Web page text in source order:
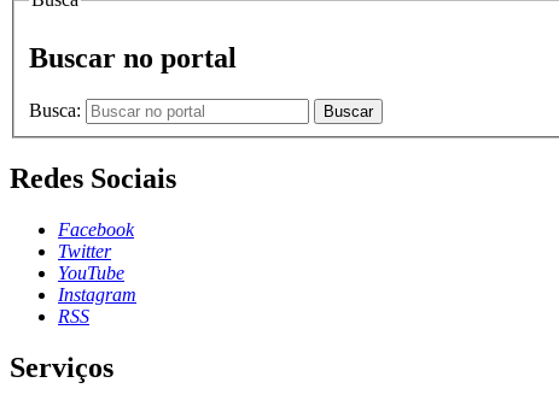
Buscar no portal
Busca: Buscar
Redes Sociais
Facebook
Twitter
YouTube
Instagram
RSS
Serviços